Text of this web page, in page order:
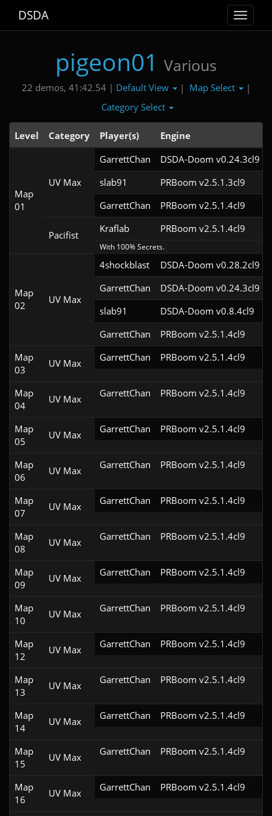
Toggle
DSDA
pigeon01 Various
22 demos, 41:42.54 | Default View | Map Select
|
Category Select
Level Category Player(s) Engine
Map
01
UV Max
GarrettChan
DSDA-Doom v0.24.3cl9
slab91
PRBoom v2.5.1.3cl9
GarrettChan
PRBoom v2.5.1.4cl9
Pacifist
Kraflab PRBoom v2.5.1.4cl9
With 100% Secrets.
Map
02
UV Max
4shockblast
DSDA-Doom v0.28.2cl9
GarrettChan
DSDA-Doom v0.24.3cl9
slab91
DSDA-Doom v0.8.4cl9
GarrettChan
PRBoom v2.5.1.4cl9
Map
03
UV Max GarrettChan PRBoom v2.5.1.4cl9
Map
04
UV Max GarrettChan PRBoom v2.5.1.4cl9
Map
05
UV Max GarrettChan PRBoom v2.5.1.4cl9
Map
06
UV Max GarrettChan PRBoom v2.5.1.4cl9
Map
07
UV Max GarrettChan PRBoom v2.5.1.4cl9
Map
08
UV Max GarrettChan PRBoom v2.5.1.4cl9
Map
09
UV Max GarrettChan PRBoom v2.5.1.4cl9
Map
10
UV Max GarrettChan PRBoom v2.5.1.4cl9
Map
12
UV Max GarrettChan PRBoom v2.5.1.4cl9
Map
13
UV Max GarrettChan PRBoom v2.5.1.4cl9
Map
14
UV Max GarrettChan PRBoom v2.5.1.4cl9
Map
15
UV Max GarrettChan PRBoom v2.5.1.4cl9
Map
16
UV Max GarrettChan PRBoom v2.5.1.4cl9